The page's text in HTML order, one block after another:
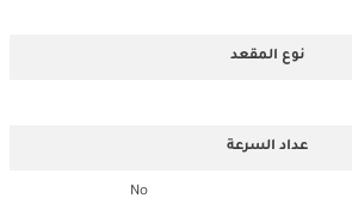
نوع المقعد
عداد السرعة
No